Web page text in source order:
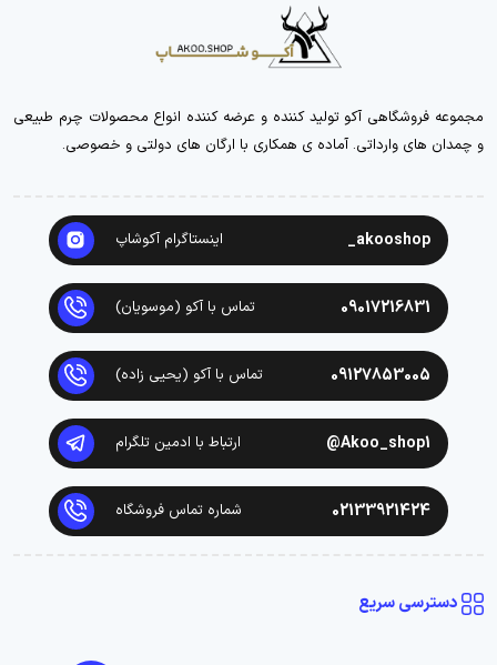
مجموعه فروشگاهی آکو تولید کننده و عرضه کننده انواع محصولات چرم طبیعی
و چمدان های وارداتی. آماده ی همکاری با ارگان های دولتی و خصوصی.
akooshop_ اینستاگرام آکوشاپ
09017216831 تماس با آکو (موسویان)
09127853005 تماس با آکو (یحیی زاده)
Akoo_shop1@ ارتباط با ادمین تلگرام
02133921424 شماره تماس فروشگاه
دسترسی سریع